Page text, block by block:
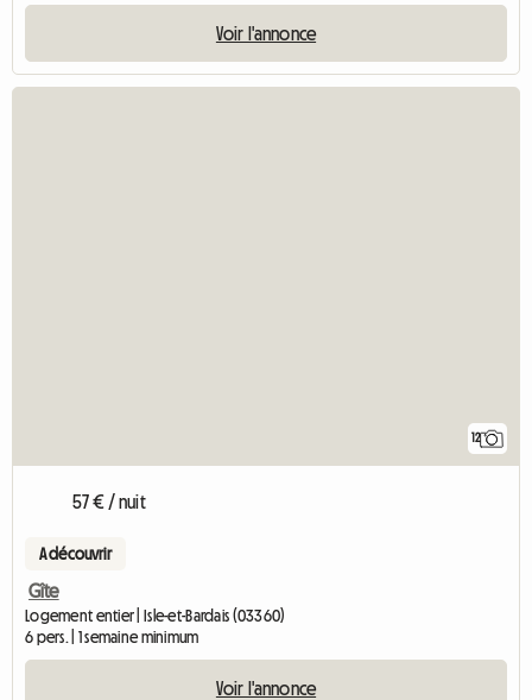
Voir l'annonce
12
57 € / nuit
A découvrir
Gîte
Logement entier | Isle-et-Bardais (03360)
6 pers. | 1 semaine minimum
Voir l'annonce